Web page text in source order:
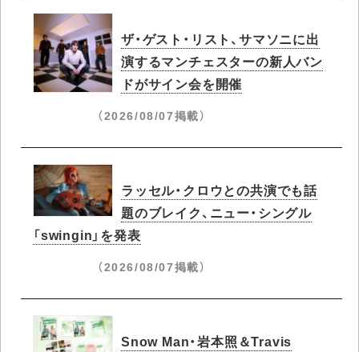
ザ・ゲスト・リスト、サマソニに出
演するマンチェスターの新人バン
ドがサイン会を開催
（2026/08/07掲載）
ラッセル・クロウとの共演でも話
題のブレイク、ニュー・シングル
「swingin」を発表
（2026/08/07掲載）
Snow Man・岩本照＆Travis